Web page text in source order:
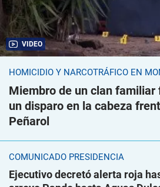
VIDEO
HOMICIDIO Y NARCOTRÁFICO EN
Miembro de un clan familiar
un disparo en la cabeza
Peñarol
COMUNICADO PRESIDENCIA
Ejecutivo decretó alerta roja